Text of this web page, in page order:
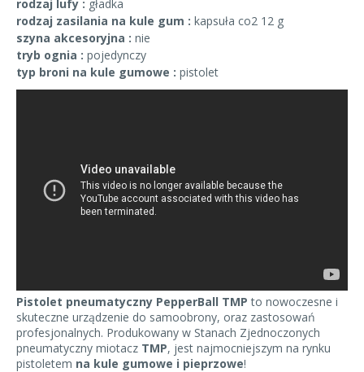
rodzaj lufy : gładka
rodzaj zasilania na kule gum : kapsuła co2 12 g
szyna akcesoryjna : nie
tryb ognia : pojedynczy
typ broni na kule gumowe : pistolet
Pistolet pneumatyczny PepperBall TMP to nowoczesne i
skuteczne urządzenie do samoobrony, oraz zastosowań
profesjonalnych. Produkowany w Stanach Zjednoczonych
pneumatyczny miotacz TMP, jest najmocniejszym na rynku
pistoletem na kule gumowe i pieprzowe!